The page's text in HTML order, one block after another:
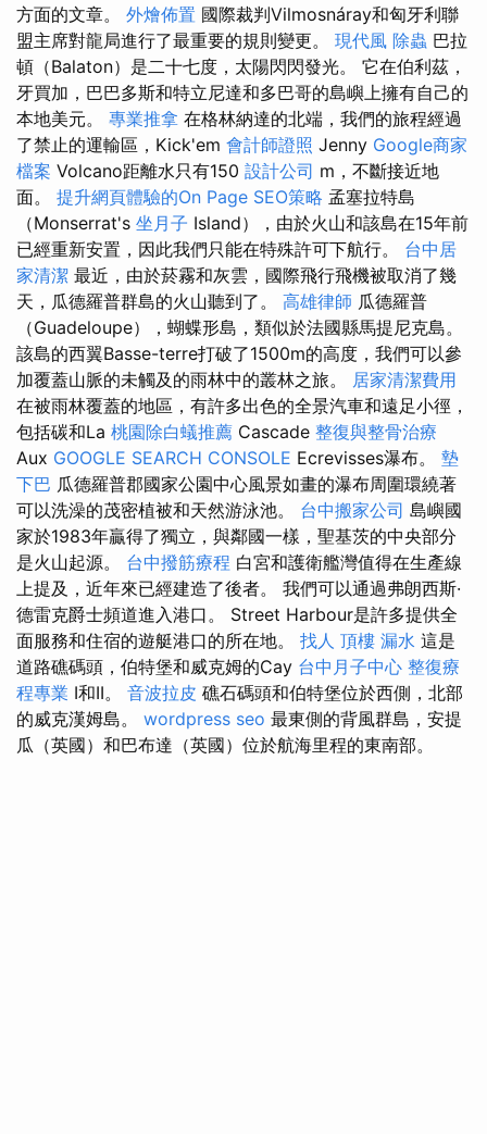
方面的文章。 外燴佈置 國際裁判Vilmosnáray和匈牙利聯
盟主席對龍局進行了最重要的規則變更。 現代風 除蟲 巴拉
頓（Balaton）是二十七度，太陽閃閃發光。 它在伯利茲，
牙買加，巴巴多斯和特立尼達和多巴哥的島嶼上擁有自己的
本地美元。 專業推拿 在格林納達的北端，我們的旅程經過
了禁止的運輸區，Kick'em 會計師證照 Jenny Google商家
檔案 Volcano距離水只有150 設計公司 m，不斷接近地
面。 提升網頁體驗的On Page SEO策略 孟塞拉特島
（Monserrat's 坐月子 Island），由於火山和該島在15年前
已經重新安置，因此我們只能在特殊許可下航行。 台中居
家清潔 最近，由於菸霧和灰雲，國際飛行飛機被取消了幾
天，瓜德羅普群島的火山聽到了。 高雄律師 瓜德羅普
（Guadeloupe），蝴蝶形島，類似於法國縣馬提尼克島。
該島的西翼Basse-terre打破了1500m的高度，我們可以參
加覆蓋山脈的未觸及的雨林中的叢林之旅。 居家清潔費用
在被雨林覆蓋的地區，有許多出色的全景汽車和遠足小徑，
包括碳和La 桃園除白蟻推薦 Cascade 整復與整骨治療
Aux GOOGLE SEARCH CONSOLE Ecrevisses瀑布。 墊
下巴 瓜德羅普郡國家公園中心風景如畫的瀑布周圍環繞著
可以洗澡的茂密植被和天然游泳池。 台中搬家公司 島嶼國
家於1983年贏得了獨立，與鄰國一樣，聖基茨的中央部分
是火山起源。 台中撥筋療程 白宮和護衛艦灣值得在生產線
上提及，近年來已經建造了後者。 我們可以通過弗朗西斯·
德雷克爵士頻道進入港口。 Street Harbour是許多提供全
面服務和住宿的遊艇港口的所在地。 找人 頂樓 漏水 這是
道路礁碼頭，伯特堡和威克姆的Cay 台中月子中心 整復療
程專業 I和II。 音波拉皮 礁石碼頭和伯特堡位於西側，北部
的威克漢姆島。 wordpress seo 最東側的背風群島，安提
瓜（英國）和巴布達（英國）位於航海里程的東南部。